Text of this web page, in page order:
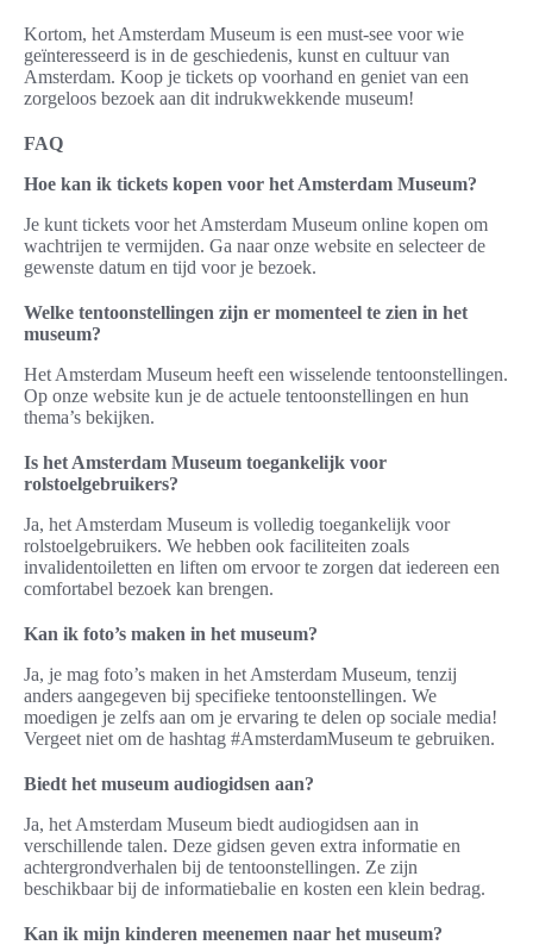
Kortom, het Amsterdam Museum is een must-see voor wie
geïnteresseerd is in de geschiedenis, kunst en cultuur van
Amsterdam. Koop je tickets op voorhand en geniet van een
zorgeloos bezoek aan dit indrukwekkende museum!
FAQ
Hoe kan ik tickets kopen voor het Amsterdam Museum?
Je kunt tickets voor het Amsterdam Museum online kopen om
wachtrijen te vermijden. Ga naar onze website en selecteer de
gewenste datum en tijd voor je bezoek.
Welke tentoonstellingen zijn er momenteel te zien in het
museum?
Het Amsterdam Museum heeft een wisselende tentoonstellingen.
Op onze website kun je de actuele tentoonstellingen en hun
thema’s bekijken.
Is het Amsterdam Museum toegankelijk voor
rolstoelgebruikers?
Ja, het Amsterdam Museum is volledig toegankelijk voor
rolstoelgebruikers. We hebben ook faciliteiten zoals
invalidentoiletten en liften om ervoor te zorgen dat iedereen een
comfortabel bezoek kan brengen.
Kan ik foto’s maken in het museum?
Ja, je mag foto’s maken in het Amsterdam Museum, tenzij
anders aangegeven bij specifieke tentoonstellingen. We
moedigen je zelfs aan om je ervaring te delen op sociale media!
Vergeet niet om de hashtag #AmsterdamMuseum te gebruiken.
Biedt het museum audiogidsen aan?
Ja, het Amsterdam Museum biedt audiogidsen aan in
verschillende talen. Deze gidsen geven extra informatie en
achtergrondverhalen bij de tentoonstellingen. Ze zijn
beschikbaar bij de informatiebalie en kosten een klein bedrag.
Kan ik mijn kinderen meenemen naar het museum?